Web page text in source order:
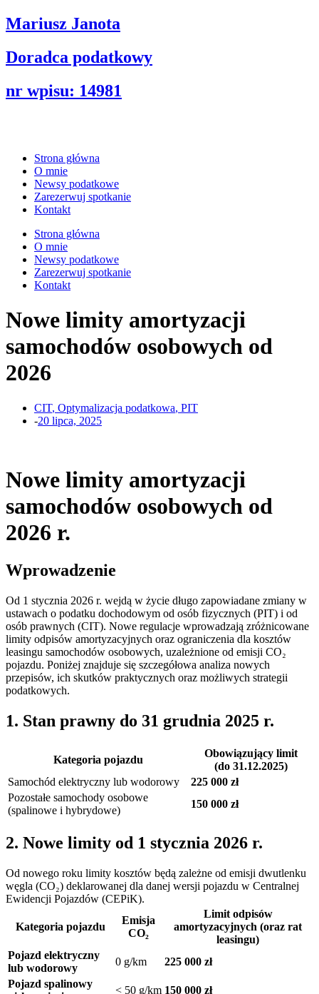
Mariusz Janota
Doradca podatkowy
nr wpisu: 14981
Strona główna
O mnie
Newsy podatkowe
Zarezerwuj spotkanie
Kontakt
Strona główna
O mnie
Newsy podatkowe
Zarezerwuj spotkanie
Kontakt
Nowe limity amortyzacji
samochodów osobowych od
2026
CIT, Optymalizacja podatkowa, PIT
-20 lipca, 2025
Nowe limity amortyzacji
samochodów osobowych od
2026 r.
Wprowadzenie
Od 1 stycznia 2026 r. wejdą w życie długo zapowiadane zmiany w
ustawach o podatku dochodowym od osób fizycznych (PIT) i od
osób prawnych (CIT). Nowe regulacje wprowadzają zróżnicowane
limity odpisów amortyzacyjnych oraz ograniczenia dla kosztów
leasingu samochodów osobowych, uzależnione od emisji CO₂
pojazdu. Poniżej znajduje się szczegółowa analiza nowych
przepisów, ich skutków praktycznych oraz możliwych strategii
podatkowych.
1. Stan prawny do 31 grudnia 2025 r.
Kategoria pojazdu
Obowiązujący limit
(do 31.12.2025)
Samochód elektryczny lub wodorowy
225 000 zł
Pozostałe samochody osobowe
(spalinowe i hybrydowe)
150 000 zł
2. Nowe limity od 1 stycznia 2026 r.
Od nowego roku limity kosztów będą zależne od emisji dwutlenku
węgla (CO₂) deklarowanej dla danej wersji pojazdu w Centralnej
Ewidencji Pojazdów (CEPiK).
Kategoria pojazdu
Emisja
CO₂
Limit odpisów
amortyzacyjnych (oraz rat
leasingu)
Pojazd elektryczny
lub wodorowy
0 g/km
225 000 zł
Pojazd spalinowy
< 50 g/km 150 000 zł